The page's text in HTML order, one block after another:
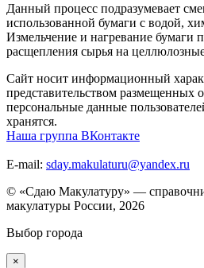
Данный процесс подразумевает
использованной бумаги с водой,
Измельчение и нагревание бумаги
расщепления сырья на
Сайт носит информационный
представительством размещенных
персональные данные
хранятся.
Наша группа ВКонтакте
E-mail: sday.makulaturu@yandex.ru
© «Сдаю Макулатуру» —
макулатуры России, 2026
Выбор города
×